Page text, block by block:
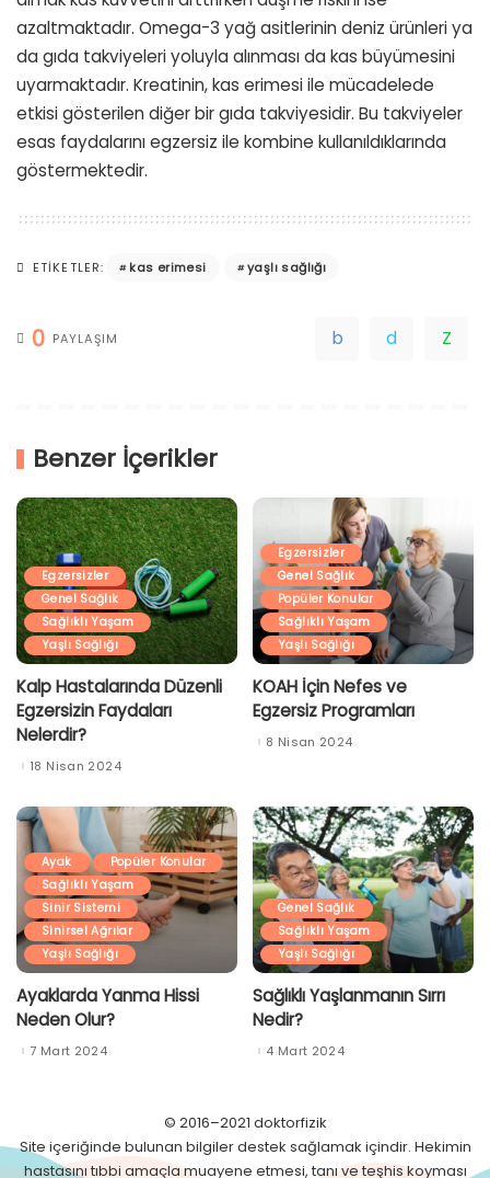
azaltmaktadır. Omega-3 yağ asitlerinin deniz ürünleri ya
da gıda takviyeleri yoluyla alınması da kas büyümesini
uyarmaktadır. Kreatinin, kas erimesi ile mücadelede
etkisi gösterilen diğer bir gıda takviyesidir. Bu takviyeler
esas faydalarını egzersiz ile kombine kullanıldıklarında
göstermektedir.
ETIKETLER: kas erimesi yaşlı sağlığı
0 PAYLAŞIM
Benzer İçerikler
Egzersizler
Genel Sağlık
Sağlıklı Yaşam
Yaşlı Sağlığı
Kalp Hastalarında Düzenli
Egzersizin Faydaları
Nelerdir?
18 Nisan 2024
Egzersizler
Genel Sağlık
Popüler Konular
Sağlıklı Yaşam
Yaşlı Sağlığı
KOAH İçin Nefes ve
Egzersiz Programları
8 Nisan 2024
Ayak
Popüler Konular
Sağlıklı Yaşam
Sinir Sistemi
Sinirsel Ağrılar
Yaşlı Sağlığı
Ayaklarda Yanma Hissi
Neden Olur?
7 Mart 2024
Genel Sağlık
Sağlıklı Yaşam
Yaşlı Sağlığı
Sağlıklı Yaşlanmanın Sırrı
Nedir?
4 Mart 2024
© 2016–2021 doktorfizik
Site içeriğinde bulunan bilgiler destek sağlamak içindir. Hekimin
hastasını tıbbi amaçla muayene etmesi, tanı ve teşhis koyması